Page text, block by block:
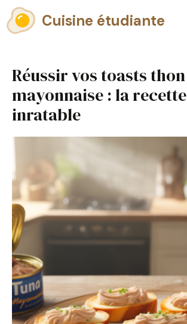
Aller
au
contenu
Cuisine étudiante
Réussir vos toasts thon
mayonnaise : la recette
inratable